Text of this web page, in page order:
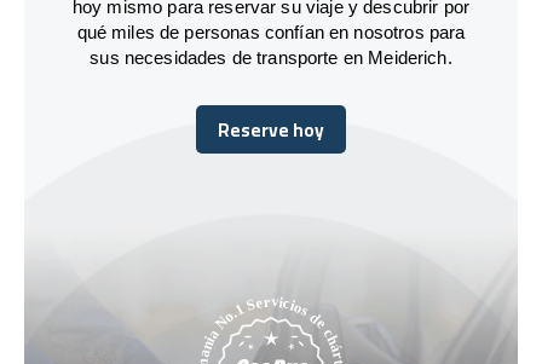
hoy mismo para reservar su viaje y descubrir por
qué miles de personas confían en nosotros para
sus necesidades de transporte en Meiderich.
Reserve hoy
Reserve hoy